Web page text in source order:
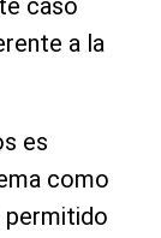
caso
a la
es
como
permitido